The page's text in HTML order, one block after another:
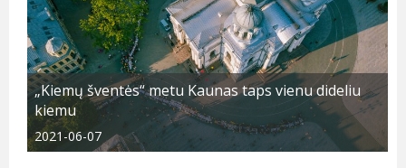
„Kiemų šventės“ metu Kaunas taps vienu dideliu
kiemu
2021-06-07